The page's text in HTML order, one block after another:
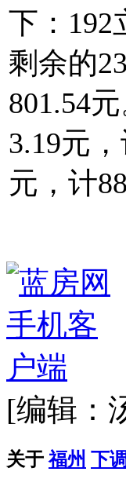
下：192
剩余的
801.54
3.19元
元，计
[编辑：
关于 福州 下调